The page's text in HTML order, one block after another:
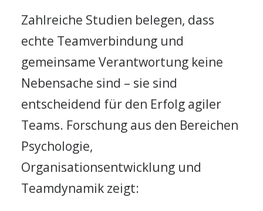
Zahlreiche Studien belegen, dass
echte Teamverbindung und
gemeinsame Verantwortung keine
Nebensache sind – sie sind
entscheidend für den Erfolg agiler
Teams. Forschung aus den Bereichen
Psychologie,
Organisationsentwicklung und
Teamdynamik zeigt: